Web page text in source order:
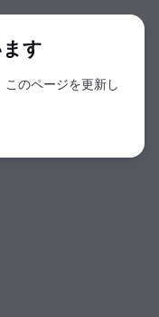
す
のページを更新し